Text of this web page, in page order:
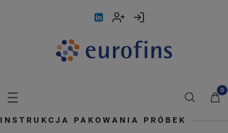
INSTRUKCJA PAKOWANIA PRÓBEK